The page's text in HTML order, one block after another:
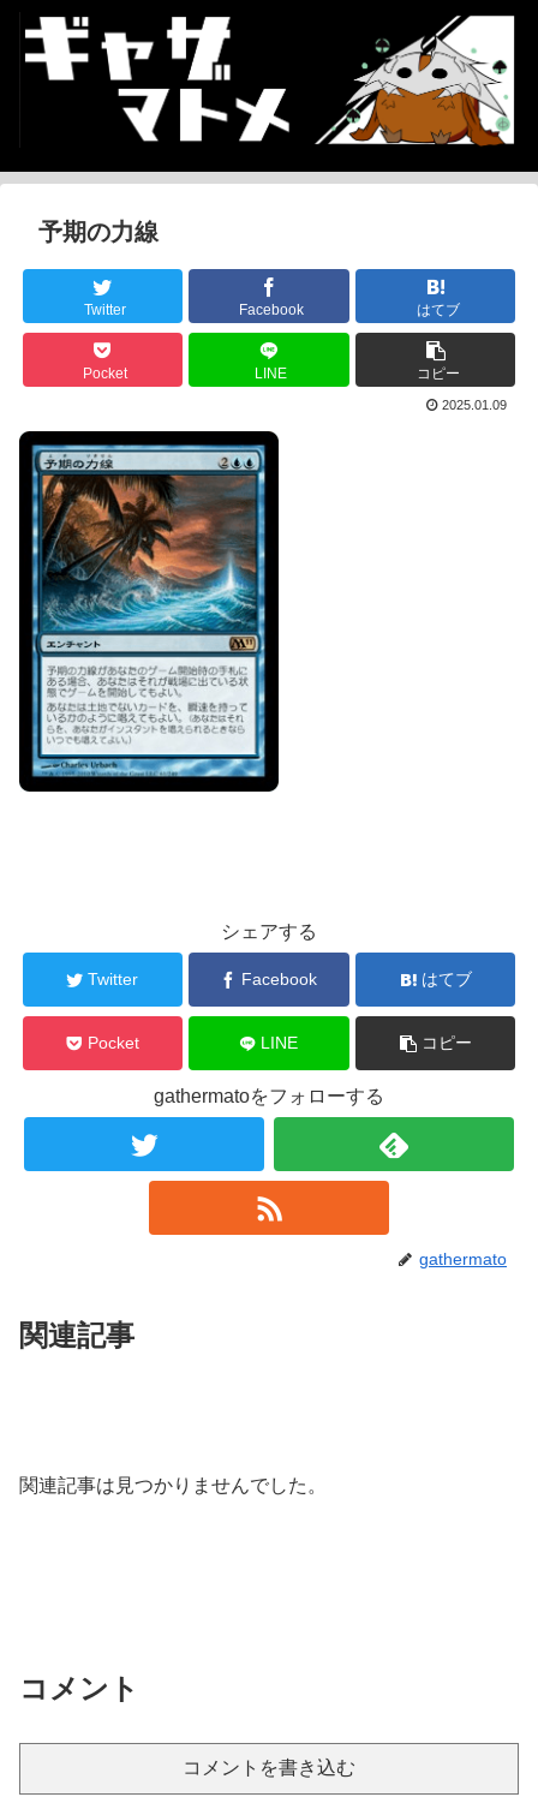
予期の力線
Twitter Facebook はてブ
Pocket LINE コピー
2025.01.09
シェアする
Twitter Facebook はてブ
Pocket LINE コピー
gathermatoをフォローする
gathermato
関連記事
関連記事は見つかりませんでした。
コメント
コメントを書き込む